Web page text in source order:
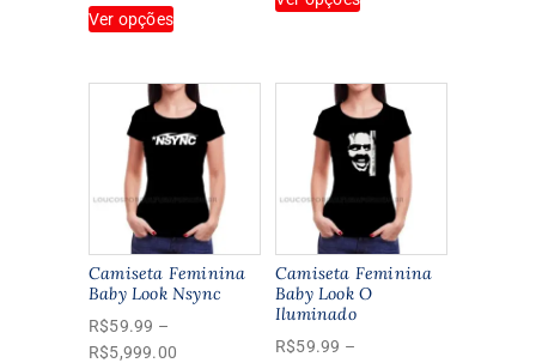
R$5,999.00
Ver opçõesproduto
várias
variantes.
As
opções
podem
escolhidas
na
página
produto
produto
variantes.
As
opções
podem
escolhidas
na
página
do
Camiseta Feminina
Baby Look Nsync
R$59.99 –
R$5,999.00
Camiseta Feminina
Baby Look O
Iluminado
R$59.99 –